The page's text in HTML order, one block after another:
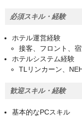
必須スキル・経験
ホテル運営経験
接客、フロント、
ホテルシステム経験
TLリンカーン、
歓迎スキル・経験
基本的なPCスキル